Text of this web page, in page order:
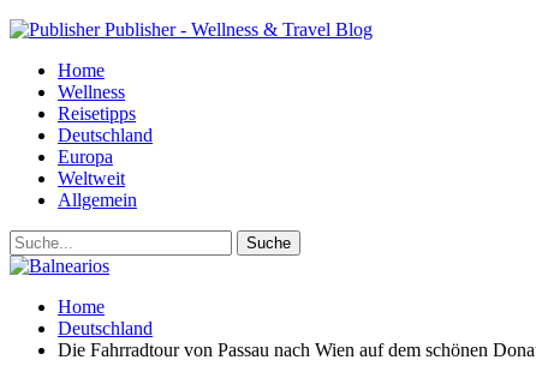
Publisher - Wellness & Travel Blog
Home
Wellness
Reisetipps
Deutschland
Europa
Weltweit
Allgemein
Home
Deutschland
Die Fahrradtour von Passau nach Wien auf dem schönen